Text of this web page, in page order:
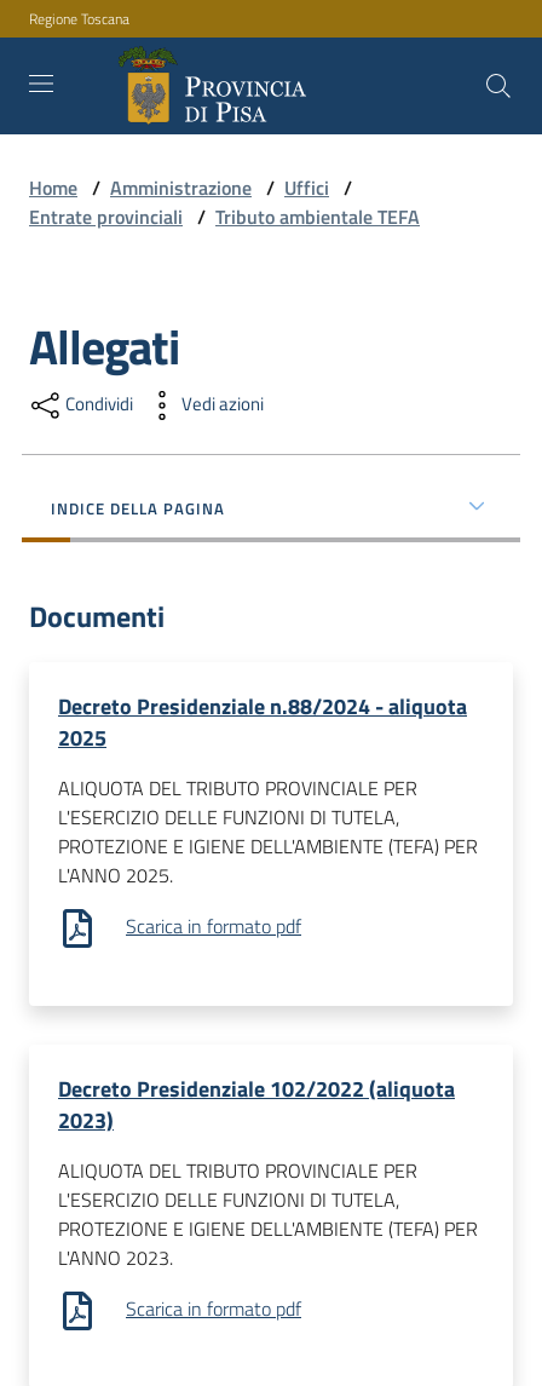
Vai al contenuto
Vai alla navigazione
Vai al footer
Regione Toscana
Amministrazione
Novità
Documenti
Argomenti
Seguici
Home / Amministrazione / Uffici /
Entrate provinciali / Tributo ambientale TEFA
Salta al contenuto
Allegati
Condividi Vedi azioni
INDICE DELLA PAGINA
Documenti
Decreto Presidenziale n.88/2024 - aliquota
2025
ALIQUOTA DEL TRIBUTO PROVINCIALE PER
L'ESERCIZIO DELLE FUNZIONI DI TUTELA,
PROTEZIONE E IGIENE DELL'AMBIENTE (TEFA) PER
L'ANNO 2025.
Scarica in formato pdf
Decreto Presidenziale 102/2022 (aliquota
2023)
ALIQUOTA DEL TRIBUTO PROVINCIALE PER
L'ESERCIZIO DELLE FUNZIONI DI TUTELA,
PROTEZIONE E IGIENE DELL'AMBIENTE (TEFA) PER
L'ANNO 2023.
Scarica in formato pdf